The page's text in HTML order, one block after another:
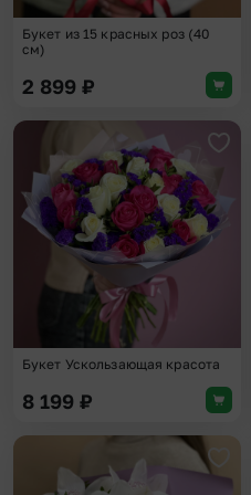
Букет из 15 красных роз (40
см)
2 899 ₽
Букет Ускользающая красота
8 199 ₽